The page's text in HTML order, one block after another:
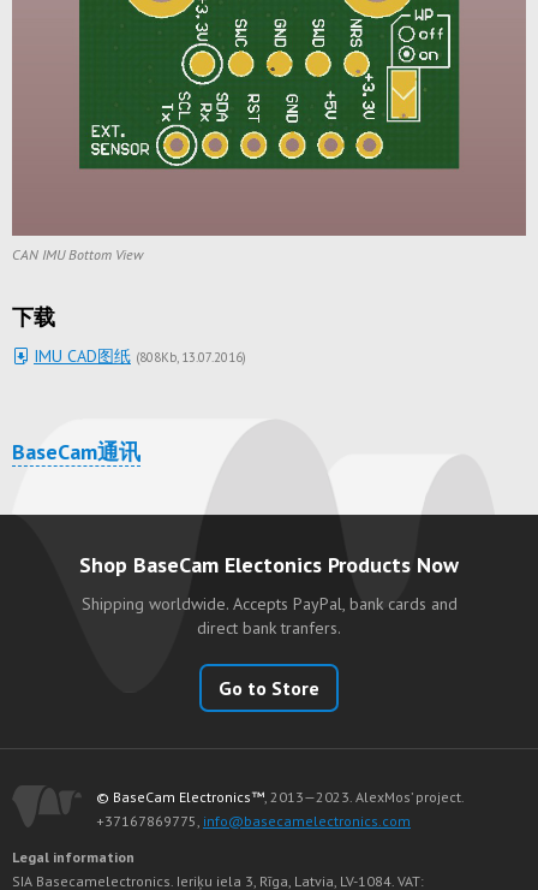
CAN IMU Bottom View
下载
IMU CAD图纸 (808Kb 13.07.2016)
BaseCam通讯
Shop BaseCam Electonics Products Now
Shipping worldwide. Accepts PayPal, bank cards and
direct bank tranfers.
Go to Store
© BaseCam Electronics™ , 2013—2023. AlexMos’ project.
+37167869775, info@basecamelectronics.com
Legal information
SIA Basecamelectronics. Ieriķu iela 3, Rīga, Latvia, LV-1084. VAT: